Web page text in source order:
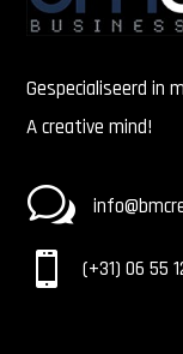
Gespecialiseerd in
A creative mind!
w
 (+31) 06 55